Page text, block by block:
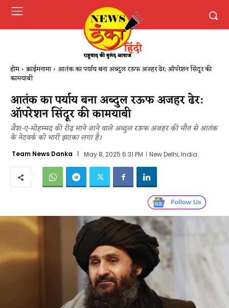
होम क्राईमनामा आतंक का पर्याय बना अब्दुल रऊफ अजहर ढेर: ऑपरेशन सिंदूर की
कामयाबी
आतंक का पर्याय बना अब्दुल रऊफ अजहर ढेर:
ऑपरेशन सिंदूर की कामयाबी
जैश-ए-मोहम्मद की रीढ़ माने जाने वाले अब्दुल रऊफ अजहर की मौत से आतंक
के नेटवर्क को भारी झटका लगा है।
Team News Danka May 8, 2025 6:31 PM New Delhi, India.